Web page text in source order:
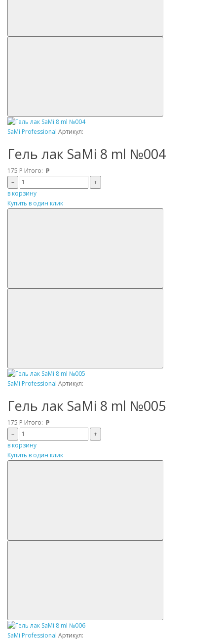
SaMi Professional Артикул:
Гель лак SaMi 8 ml №004
175 Р Итого: Р
–
+
в корзину
Купить в один клик
SaMi Professional Артикул:
Гель лак SaMi 8 ml №005
175 Р Итого: Р
–
+
в корзину
Купить в один клик
SaMi Professional Артикул: